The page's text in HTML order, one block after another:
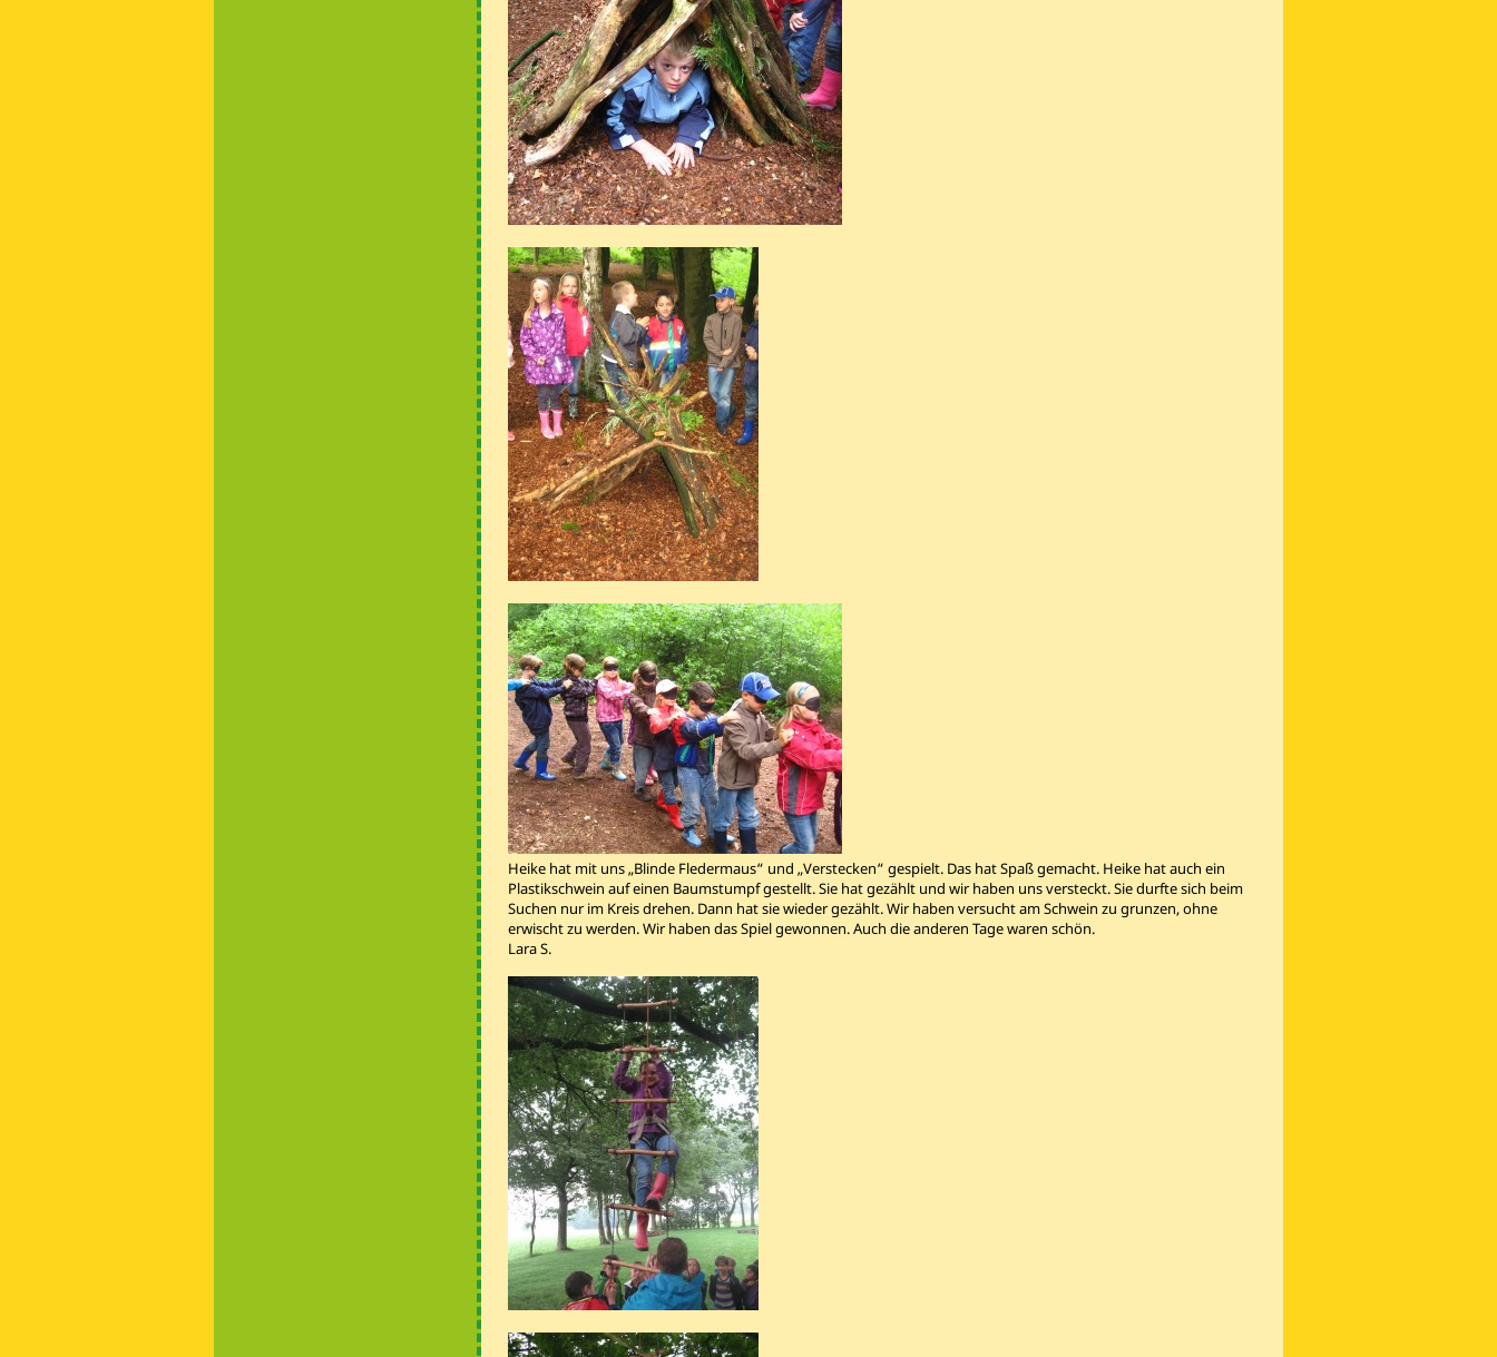
Heike hat mit uns „Blinde Fledermaus“ und „Verstecken“ gespielt. Das hat Spaß gemacht. Heike hat auch ein
Plastikschwein auf einen Baumstumpf gestellt. Sie hat gezählt und wir haben uns versteckt. Sie durfte sich beim
Suchen nur im Kreis drehen. Dann hat sie wieder gezählt. Wir haben versucht am Schwein zu grunzen, ohne
erwischt zu werden. Wir haben das Spiel gewonnen. Auch die anderen Tage waren schön.
Lara S.